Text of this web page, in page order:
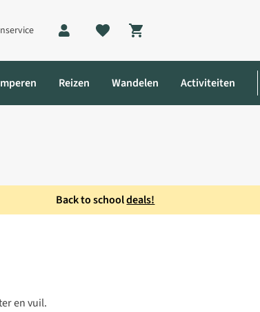
Shopping cart
Reizen Wandelen Activiteiten
Back to schooldeals!
en vuil.